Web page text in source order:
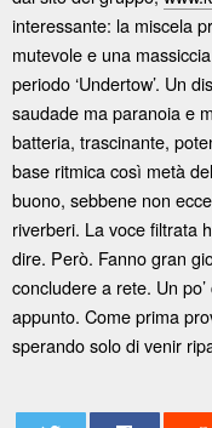
interessante: la miscela
mutevole e una
periodo ‘Undertow’. Un
saudade ma paranoia e
batteria, trascinante,
base ritmica così metà
buono, sebbene non
riverberi. La voce filtrata
dire. Però. Fanno gran
concludere a rete. Un
appunto. Come prima
sperando solo di venir